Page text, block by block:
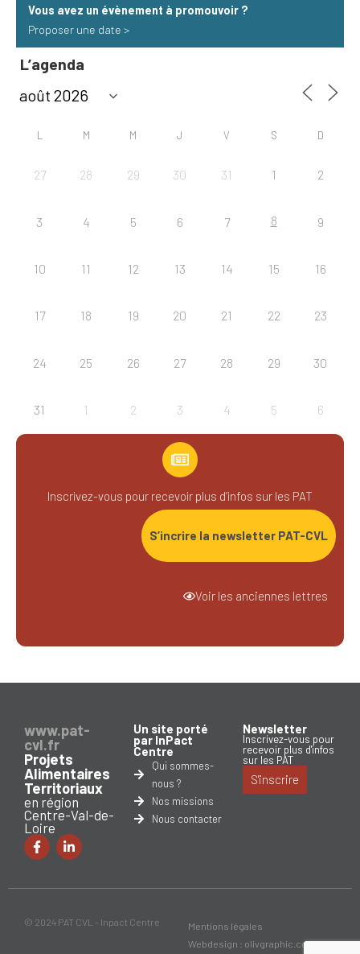
Vous avez un évènement à promouvoir​ ?
Proposer une date >
L’agenda
L M M J V S D
27 28 29 30 31 1 2
3 4 5 6 7 8 9
10 11 12 13 14 15 16
17 18 19 20 21 22 23
24 25 26 27 28 29 30
31 1 2 3 4 5 6
Inscrivez-vous pour recevoir plus d’infos sur les PAT
S’incrire la newsletter PAT-CVL
Voir les anciennes lettres
www.pat-
cvl.fr
Projets
Alimentaires
Territoriaux
en région
Centre-Val-de-
Loire
Un site porté
par InPact
Centre
Qui sommes-
nous ?
Nos missions
Nous contacter
Newsletter
Inscrivez-vous pour
recevoir plus d'infos
sur les PAT
S'inscrire
© 2024 PAT CVL - Inpact Centre
Mentions légales
Webdesign : olivgraphic.com